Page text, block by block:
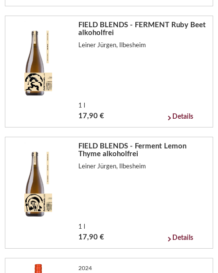
FIELD BLENDS - FERMENT Ruby Beet
alkoholfrei
Leiner Jürgen, Ilbesheim
1 l
17,90 € Details
FIELD BLENDS - Ferment Lemon
Thyme alkoholfrei
Leiner Jürgen, Ilbesheim
1 l
17,90 € Details
2024